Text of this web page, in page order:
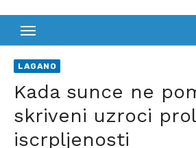
LAGANO
Kada sunce ne
skriveni uzroci
iscrpljenosti